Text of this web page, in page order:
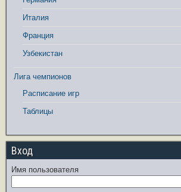
Италия
Франция
Узбекистан
Лига чемпионов
Расписание игр
Таблицы
Вход
Имя пользователя